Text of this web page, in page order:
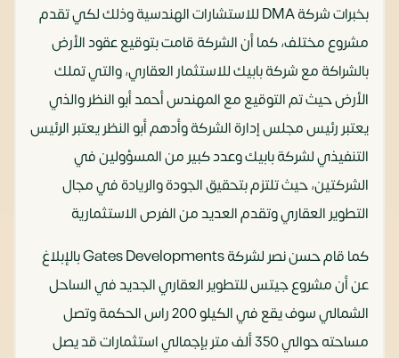
بخبرات شركة DMA للاستشارات الهندسية وذلك لكي تقدم
مشروع مختلف، كما أن الشركة قامت بتوقيع عقود الأرض
بالشراكة مع شركة بابيك للاستثمار العقاري، والتي تملك
الأرض حيث تم التوقيع مع المهندس أحمد أبو النظر والذي
يعتبر رئيس مجلس إدارة الشركة وأدهم أبو النظر يعتبر الرئيس
التنفيذي لشركة بابيك وعدد كبير من المسؤولين في
الشركتين، حيث تلتزم بتحقيق الجودة والريادة في مجال
التطوير العقاري وتقدم العديد من الفرص الاستثمارية
كما قام حسن نصر لشركة Gates Developments بالإبلاغ
عن أن مشروع جيتس للتطوير العقاري الجديد في الساحل
الشمالي سوف يقع في الكيلو 200 راس الحكمة وتصل
مساحته حوالي 350 ألف متر بإجمالي استثمارات قد يصل